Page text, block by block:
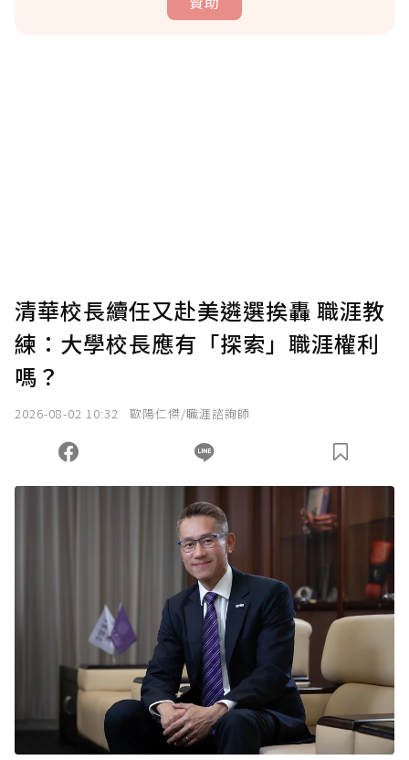
確認送出
您當前剩餘 U 利點數：0點；前往 購買點數
清華校長續任又赴美遴選挨轟 職涯教
練：大學校長應有「探索」職涯權利
嗎？
2026-08-02 10:32 歐陽仁傑/職涯諮詢師